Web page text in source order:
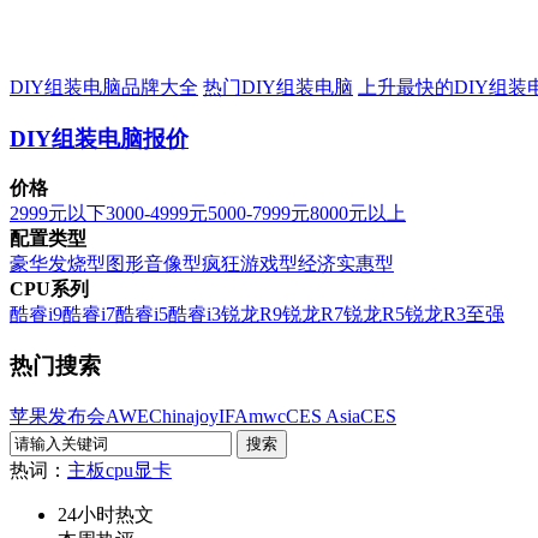
DIY组装电脑品牌大全 热门DIY组装电脑 上升最快的DIY组装
DIY组装电脑报价
价格
2999元以下3000-4999元5000-7999元8000元以上
配置类型
豪华发烧型图形音像型疯狂游戏型经济实惠型
CPU系列
酷睿i9酷睿i7酷睿i5酷睿i3锐龙R9锐龙R7锐龙R5锐龙R3至强
热门搜索
苹果发布会AWEChinajoyIFAmwcCES AsiaCES
热词： 主板cpu显卡
24小时热文